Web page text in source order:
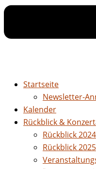
Startseite
Newsletter-
Kalender
Rückblick &
Rückblick 2024
Rückblick 2025